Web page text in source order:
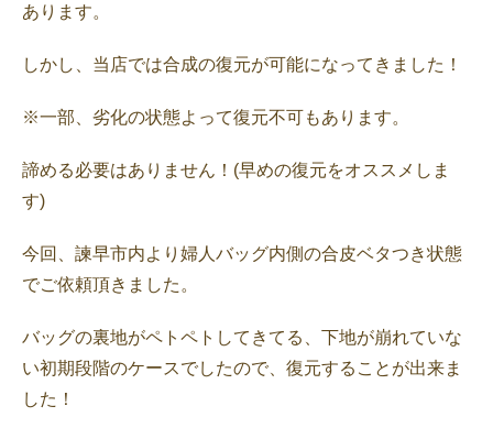
あります。
しかし、当店では合成の復元が可能になってきました！
※一部、劣化の状態よって復元不可もあります。
諦める必要はありません！(早めの復元をオススメしま
す)
今回、諫早市内より婦人バッグ内側の合皮ベタつき状態
でご依頼頂きました。
バッグの裏地がペトペトしてきてる、下地が崩れていな
い初期段階のケースでしたので、復元することが出来ま
した！